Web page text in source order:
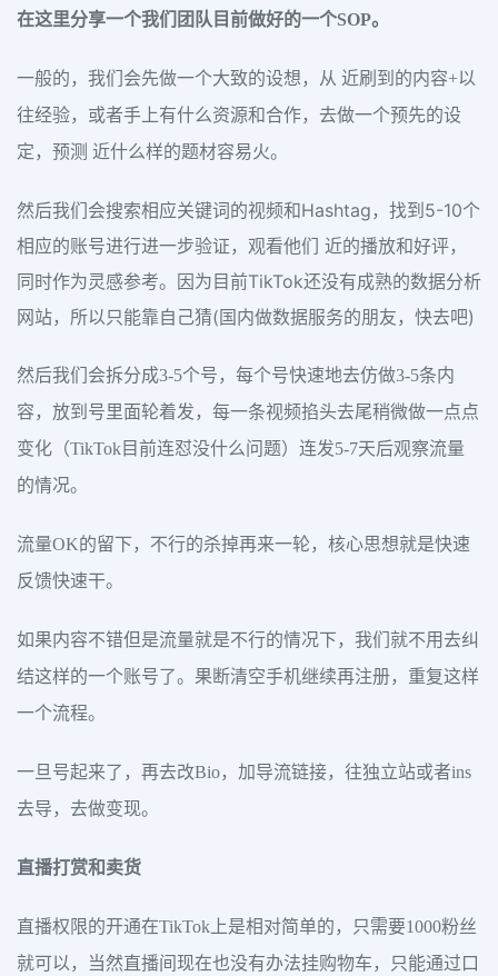
在这里分享一个我们团队目前做好的一个SOP。
一般的，我们会先做一个大致的设想，从 近刷到的内容+以
往经验，或者手上有什么资源和合作，去做一个预先的设
定，预测 近什么样的题材容易火。
然后我们会搜索相应关键词的视频和Hashtag，找到5-10个
相应的账号进行进一步验证，观看他们 近的播放和好评，
同时作为灵感参考。因为目前TikTok还没有成熟的数据分析
网站，所以只能靠自己猜(国内做数据服务的朋友，快去吧)
然后我们会拆分成3-5个号，每个号快速地去仿做3-5条内
容，放到号里面轮着发，每一条视频掐头去尾稍微做一点点
变化（TikTok目前连怼没什么问题）连发5-7天后观察流量
的情况。
流量OK的留下，不行的杀掉再来一轮，核心思想就是快速
反馈快速干。
如果内容不错但是流量就是不行的情况下，我们就不用去纠
结这样的一个账号了。果断清空手机继续再注册，重复这样
一个流程。
一旦号起来了，再去改Bio，加导流链接，往独立站或者ins
去导，去做变现。
直播打赏和卖货
直播权限的开通在TikTok上是相对简单的，只需要1000粉丝
就可以，当然直播间现在也没有办法挂购物车，只能通过口